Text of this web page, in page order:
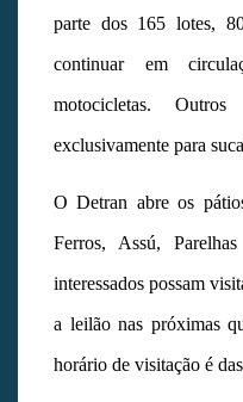
parte dos 165 lotes,
continuar em
motocicletas.
exclusivamente para
O Detran abre os
Ferros, Assú,
interessados possam
a leilão nas próximas
horário de visitação é